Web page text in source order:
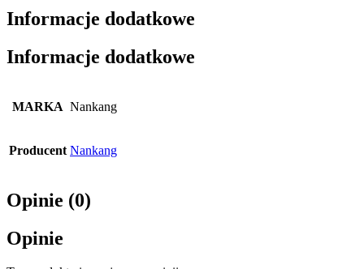
Informacje dodatkowe
Informacje dodatkowe
MARKA Nankang
Producent Nankang
Opinie (0)
Opinie